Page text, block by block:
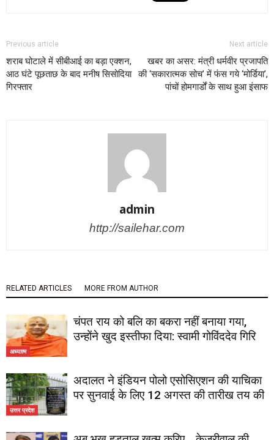
Previous article
शराब घोटाले में सीबीआई का बड़ा एक्शन,
आठ घंटे पूछताछ के बाद मनीष सिसोदिया
गिरफ्तार
Next article
खबर का असर: मंत्री धर्मवीर प्रजापति
की ‘सकारात्मक सोच’ में फंस गये ‘मोर्डिया’,
पांचों होमगार्डों के साथ हुआ इंसाफ
admin
http://sailehar.com
RELATED ARTICLES MORE FROM AUTHOR
अध्यात्म
चंपत राय को बलि का बकरा नहीं बनाया गया,
उन्होंने खुद इस्तीफा दिया: स्वामी गोविंददेव गिरि
उत्तर प्रदेश
अदालत ने इंडियन पोलो एसोसिएशन की याचिका
पर सुनवाई के लिए 12 अगस्त की तारीख तय की